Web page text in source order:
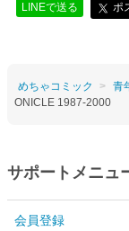
LINEで送る ポ
めちゃコミック 青
ONICLE 1987-2000
サポートメニュ
会員登録